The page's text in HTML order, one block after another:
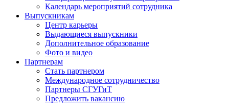
Календарь мероприятий сотрудника
Выпускникам
Центр карьеры
Выдающиеся выпускники
Дополнительное образование
Фото и видео
Партнерам
Стать партнером
Международное сотрудничество
Партнеры СГУГиТ
Предложить вакансию